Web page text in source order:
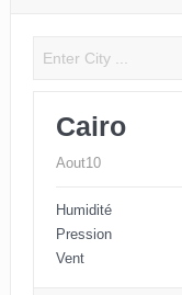
Cairo
Aout10
Humidité
Pression
Vent